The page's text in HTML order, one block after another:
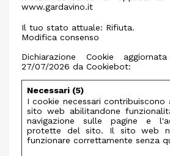
www.gardavino.it
Il tuo stato attuale: Rifiuta.
Modifica consenso
Dichiarazione Cookie
27/07/2026 da Cookiebot:
Necessari (5)
I cookie necessari contribuiscono
sito web abilitandone
navigazione sulle pagine e
protette del sito. Il sito web
funzionare correttamente senza